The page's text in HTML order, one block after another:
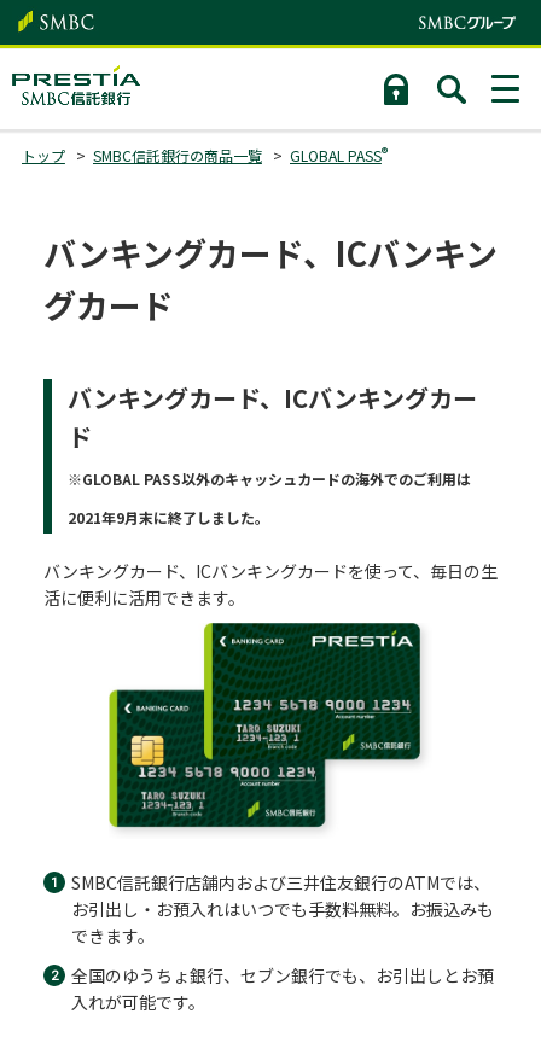
トップ SMBC信託銀行の商品一覧 GLOBAL PASS®
バンキングカード、ICバンキン
グカード
バンキングカード、ICバンキングカー
ド
※GLOBAL PASS以外のキャッシュカードの海外でのご利用は
2021年9月末に終了しました。
バンキングカード、ICバンキングカードを使って、毎日の生
活に便利に活用できます。
SMBC信託銀行店舗内および三井住友銀行のATMでは、
お引出し・お預入れはいつでも手数料無料。お振込みも
できます。
全国のゆうちょ銀行、セブン銀行でも、お引出しとお預
入れが可能です。